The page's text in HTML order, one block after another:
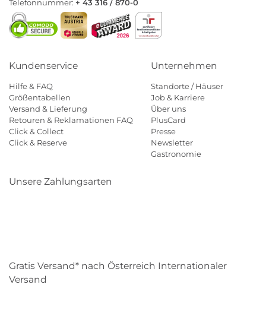
Telefonnummer: + 43 316 / 870-0
Kundenservice
Hilfe & FAQ
Größentabellen
Versand & Lieferung
Retouren & Reklamationen FAQ
Click & Collect
Click & Reserve
Unternehmen
Standorte / Häuser
Job & Karriere
Über uns
PlusCard
Presse
Newsletter
Gastronomie
Unsere Zahlungsarten
Gratis Versand* nach Österreich Internationaler
Versand